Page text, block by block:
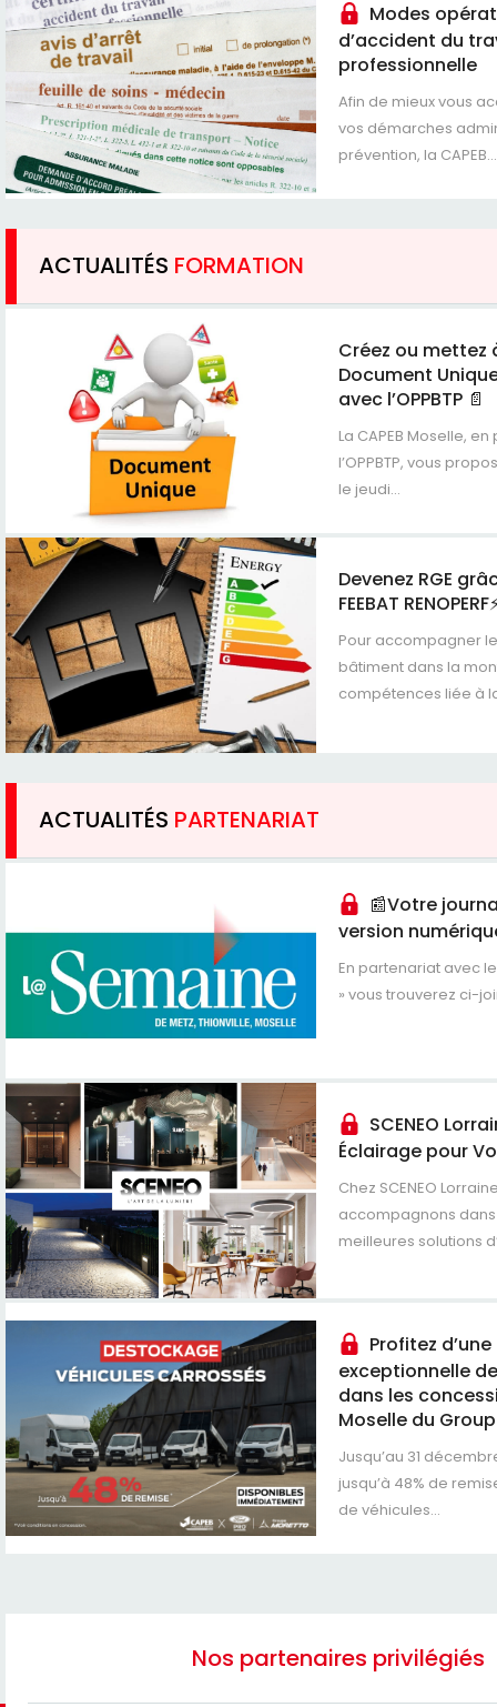
Modes
d’accident du
professionnelle
Afin de mieux vous
vos démarches
prévention, la CAPEB...
ACTUALITÉS FORMATION
Créez ou mettez
Document
avec l’OPPBTP 📄
La CAPEB Moselle,
l’OPPBTP, vous
le jeudi...
Devenez RGE
FEEBAT
Pour accompagner
bâtiment dans la
compétences liée à
ACTUALITÉS PARTENARIAT
📰Votre
version
En partenariat avec
» vous trouverez ci-
SCENEO
Éclairage pour
Chez SCENEO
accompagnons
meilleures solutions
Profitez
exceptionnelle
dans les
Moselle du
Jusqu’au 31
jusqu’à 48% de
de véhicules...
Nos partenaires privilégiés